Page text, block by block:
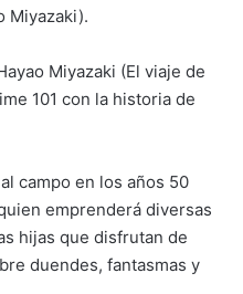
Miyazaki).
Miyazaki (El viaje de
101 con la historia de
campo en los años 50
emprenderá diversas
hijas que disfrutan de
duendes, fantasmas y